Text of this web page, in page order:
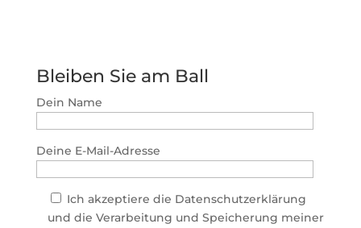
Bleiben Sie am Ball
Dein Name
Deine E-Mail-Adresse
Ich akzeptiere die Datenschutzerklärung
und die Verarbeitung und Speicherung meiner